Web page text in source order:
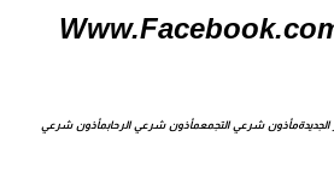
مأذون شرعي التجمعمأذون شرعي الرحابمأذون شرعي